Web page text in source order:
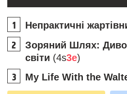
Непрактичні
Зоряний Шлях:
світи (4s3e)
My Life With the